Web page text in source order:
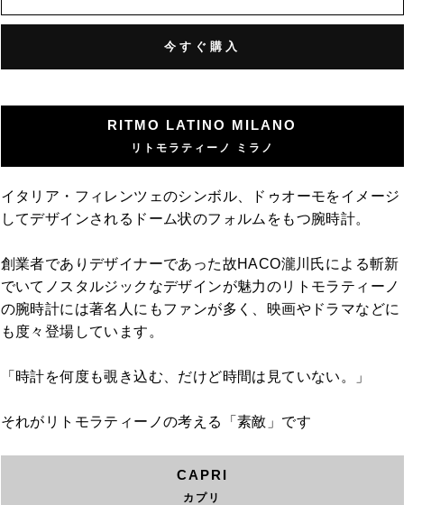
今すぐ購入
RITMO LATINO MILANO
リトモラティーノ ミラノ
イタリア・フィレンツェのシンボル、ドゥオーモをイメージ
してデザインされるドーム状のフォルムをもつ腕時計。
創業者でありデザイナーであった故HACO瀧川氏による斬新
でいてノスタルジックなデザインが魅力のリトモラティーノ
の腕時計には著名人にもファンが多く、映画やドラマなどに
も度々登場しています。
「時計を何度も覗き込む、だけど時間は見ていない。」
それがリトモラティーノの考える「素敵」です
CAPRI
カプリ